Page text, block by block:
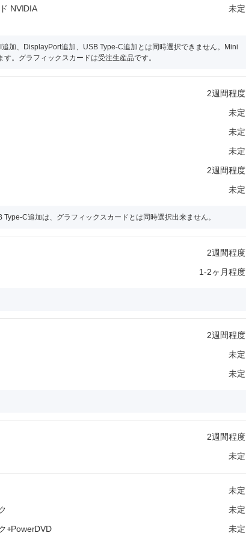
NVIDIA
未定
加、DisplayPort追加、USB Type-C追加とは同時選択できません。Mini
。グラフィックスカードは受注生産品です。
2週間程度
未定
未定
未定
2週間程度
未定
C追加は、グラフィックスカードとは同時選択出来ません。
2週間程度
1-2ヶ月程度
2週間程度
未定
未定
2週間程度
未定
未定
未定
+PowerDVD
未定